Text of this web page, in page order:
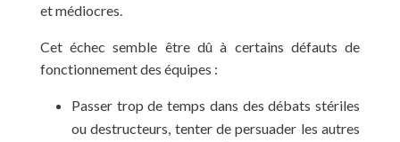
et médiocres.
Cet échec semble être dû à certains défauts de
fonctionnement des équipes :
Passer trop de temps dans des débats stériles
ou destructeurs, tenter de persuader les autres